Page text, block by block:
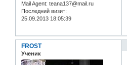
Mail Agent: teana137@mail.ru
Последний визит:
25.09.2013 18:05:39
FROST
Ученик